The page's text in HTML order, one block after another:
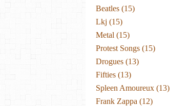
Beatles (15)
Lkj (15)
Metal (15)
Protest Songs (15)
Drogues (13)
Fifties (13)
Spleen Amoureux (13)
Frank Zappa (12)